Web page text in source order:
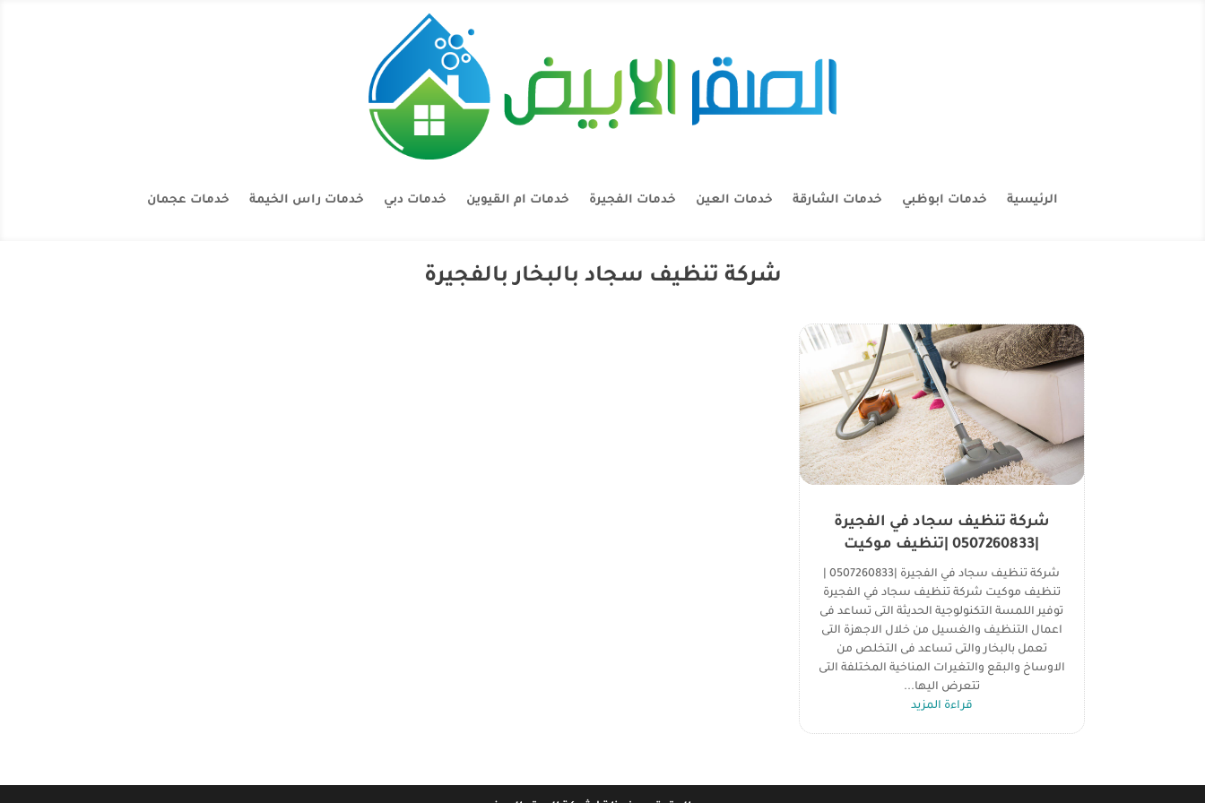
الرئيسية خدمات ابوظبي خدمات الشارقة خدمات العين خدمات الفجيرة خدمات ام القيوين خدمات دبي خدمات راس الخيمة خدمات عجمان
شركة تنظيف سجاد بالبخار بالفجيرة
شركة تنظيف سجاد في الفجيرة
شركة تنظيف سجاد في الفجيرة |0507260833 |
تنظيف موكيت شركة تنظيف سجاد في الفجيرة
توفير اللمسة التكنولوجية الحديثة التى تساعد فى
اعمال التنظيف والغسيل من خلال الاجهزة التى
تعمل بالبخار والتى تساعد فى التخلص من
الاوساخ والبقع والتغيرات المناخية المختلفة التى
تتعرض اليها...
قراءة المزيد